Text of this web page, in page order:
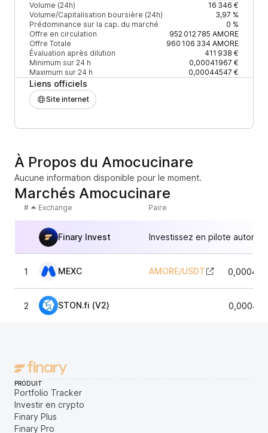
Volume (24h)
16 346 €
Volume/Capitalisation boursière (24h)
3,97 %
Prédominance sur la cap. du marché
0 %
Offre en circulation
952 012 785 AMORE
Offre Totale
960 106 334AMORE
Évaluation après dilution
411 938 €
Minimum sur 24 h
0,00041967 €
Maximum sur 24 h
0,00044547 €
Liens officiels
Site internet
À Propos du Amocucinare
Aucune information disponible pour le moment.
Marchés Amocucinare
# Exchange Paire
Finary Invest Investissez en pilote
1 MEXC AMORE/USDT
2 STON.fi (V2)
PRODUIT
Portfolio Tracker
Investir en crypto
Finary Plus
Finary Pro